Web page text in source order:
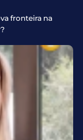
fronteira na